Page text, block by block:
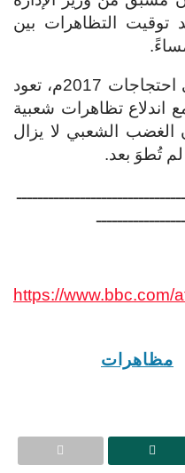
توقيت التظاهرات بين
وبعد مرور ثماني سنوات على احتجاجات 2017م، تعود
اندلاع تظاهرات شعبية
الغضب الشعبي لا يزال
لم تُطوَ بعد.
https://www.bbc.com/
مظاهرات